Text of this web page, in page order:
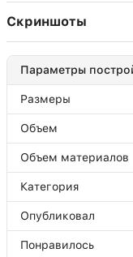
Скриншоты
Параметры
Размеры
Объем
Объем материалов
Категория
Опубликовал
Понравилось